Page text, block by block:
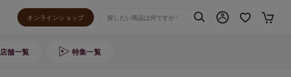
オンラインショップ
店舗一覧 特集一覧